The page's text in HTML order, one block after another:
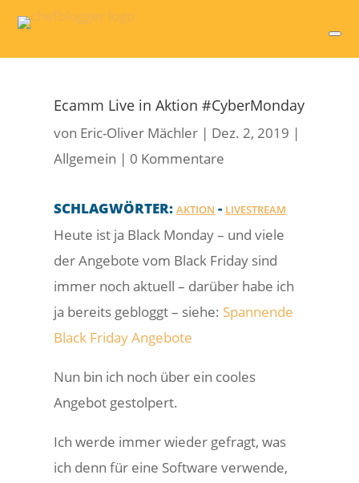
Ecamm Live in Aktion #CyberMonday
von Eric-Oliver Mächler | Dez. 2, 2019 |
Allgemein | 0 Kommentare
SCHLAGWÖRTER:AKTION - LIVESTREAM
Heute ist ja Black Monday – und viele
der Angebote vom Black Friday sind
immer noch aktuell – darüber habe ich
ja bereits gebloggt – siehe: Spannende
Black Friday Angebote
Nun bin ich noch über ein cooles
Angebot gestolpert.
Ich werde immer wieder gefragt, was
ich denn für eine Software verwende,